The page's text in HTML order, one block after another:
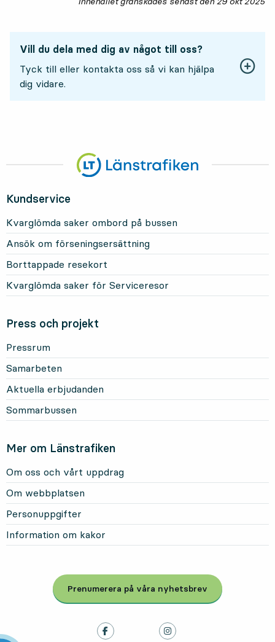
Vill du dela med dig av något till oss?
Tyck till eller kontakta oss så vi kan hjälpa
dig vidare.
Kundservice
Kvarglömda saker ombord på bussen
Ansök om förseningsersättning
Borttappade resekort
Kvarglömda saker för Serviceresor
Press och projekt
Pressrum
Samarbeten
Aktuella erbjudanden
Sommarbussen
Mer om Länstrafiken
Om oss och vårt uppdrag
Om webbplatsen
Personuppgifter
Information om kakor
Prenumerera på våra nyhetsbrev
, Öppnas i modal